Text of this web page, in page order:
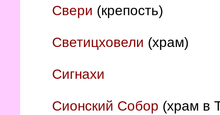
Свери (крепость)
Светицховели (храм)
Сигнахи
Сионский Собор (храм в